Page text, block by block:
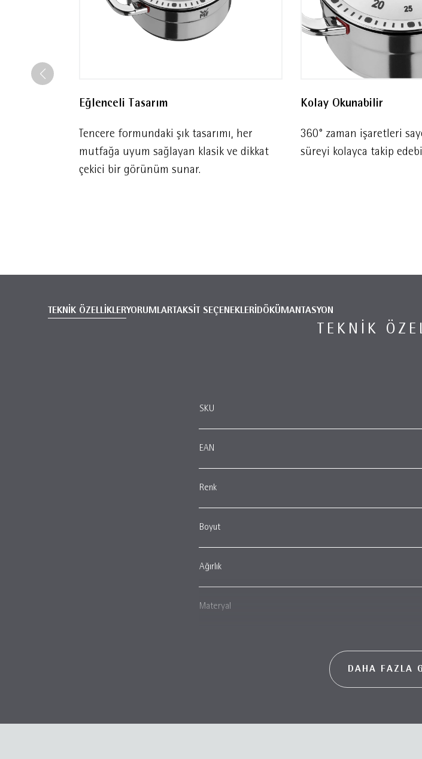
Eğlenceli Tasarım
Tencere formundaki şık tasarımı, her
mutfağa uyum sağlayan klasik ve dikkat
çekici bir görünüm sunar.
Kolay Okunabilir
360° zaman işaretleri
süreyi kolayca takip
TEKNİK ÖZELLİKLERYORUMLAR TAKSİT SEÇENEKLERİ DÖKÜMANTASYON
TEKNIK
SKU
EAN
Renk
Boyut
Ağırlık
Materyal
DAHA FAZLA